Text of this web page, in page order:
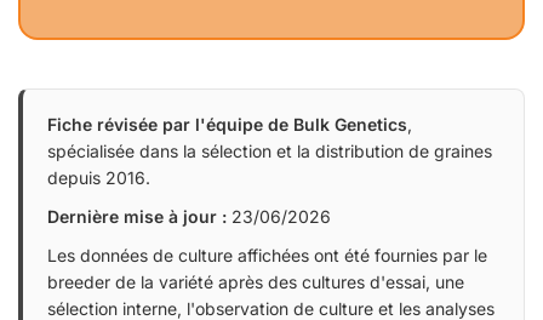
Fiche révisée par l'équipe de Bulk Genetics,
spécialisée dans la sélection et la distribution de graines
depuis 2016.
Dernière mise à jour : 23/06/2026
Les données de culture affichées ont été fournies par le
breeder de la variété après des cultures d'essai, une
sélection interne, l'observation de culture et les analyses